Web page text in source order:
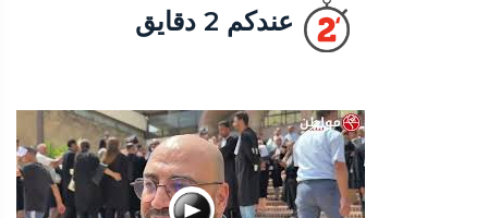
عندكم 2 دقايق